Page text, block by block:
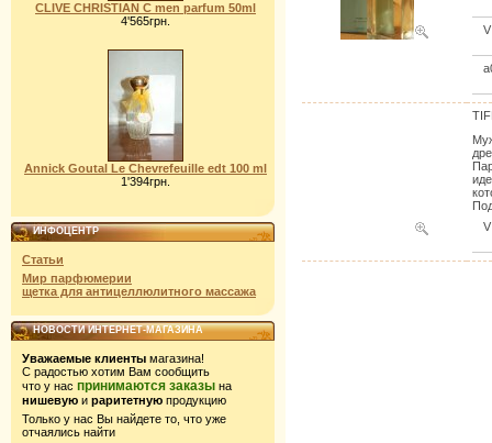
CLIVE CHRISTIAN C men parfum 50ml
4'565грн.
Annick Goutal Le Chevrefeuille edt 100 ml
1'394грн.
ИНФОЦЕНТР
Статьи
Мир парфюмерии
щетка для антицеллюлитного массажа
НОВОСТИ ИНТЕРНЕТ-МАГАЗИНА
Уважаемые клиенты магазина!
С радостью хотим Вам сообщить
что у нас принимаются заказы на
нишевую и раритетную продукцию
Только у нас Вы найдете то, что уже
отчаялись найти
V
V